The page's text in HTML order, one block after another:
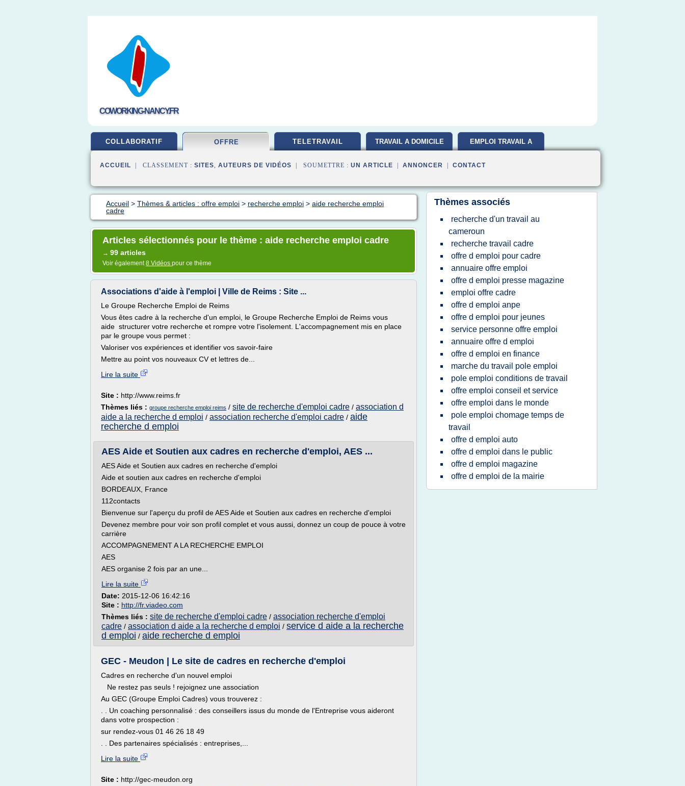
COWORKING-NANCY.FR
COLLABORATIF OFFRE TELETRAVAIL TRAVAIL A DOMICILE EMPLOI TRAVAIL A
ACCUEIL | CLASSEMENT : SITES, AUTEURS DE VIDÉOS | SOUMETTRE : UN ARTICLE ANNONCER CONTACT
Accueil > Thèmes & articles : offre emploi > recherche emploi > aide recherche emploi
cadre
Articles sélectionnés pour le thème : aide recherche emploi cadre
→ 99 articles
Voir également8 Vidéos pour ce thème
Associations d'aide à l'emploi | Ville de Reims : Site ...
Le Groupe Recherche Emploi de Reims
Vous êtes cadre à la recherche d'un emploi, le Groupe Recherche Emploi de Reims vous
aide structurer votre recherche et rompre votre l'isolement. L'accompagnement mis en place
par le groupe vous permet :
Valoriser vos expériences et identifier vos savoir-­faire
Mettre au point vos nouveaux CV et lettres de...
Lire la suite
Site : http://www.reims.fr
Thèmes liés : groupe recherche emploi reims / site de recherche d'emploi cadre / association d
aide a la recherche d emploi / association recherche d'emploi cadre / aide
recherche d emploi
AES Aide et Soutien aux cadres en recherche d'emploi, AES ...
AES Aide et Soutien aux cadres en recherche d'emploi
Aide et soutien aux cadres en recherche d'emploi
BORDEAUX, France
112contacts
Bienvenue sur l'aperçu du profil de AES Aide et Soutien aux cadres en recherche d'emploi
Devenez membre pour voir son profil complet et vous aussi, donnez un coup de pouce à votre
carrière
ACCOMPAGNEMENT A LA RECHERCHE EMPLOI
AES
AES organise 2 fois par an une...
Lire la suite
Date: 2015-12-06 16:42:16
Site : http://fr.viadeo.com
Thèmes liés : site de recherche d'emploi cadre / association recherche d'emploi
cadre / association d aide a la recherche d emploi / service d aide a la recherche
d emploi / aide recherche d emploi
GEC - Meudon | Le site de cadres en recherche d'emploi
Cadres en recherche d'un nouvel emploi
Ne restez pas seuls ! rejoignez une association
Au GEC (Groupe Emploi Cadres) vous trouverez :
. . Un coaching personnalisé : des conseillers issus du monde de l'Entreprise vous aideront
dans votre prospection :
sur rendez-vous 01 46 26 18 49
. . Des partenaires spécialisés : entreprises,...
Lire la suite
Site : http://gec-meudon.org
Thèmes associés
recherche d'un travail au
cameroun
recherche travail cadre
offre d emploi pour cadre
annuaire offre emploi
offre d emploi presse magazine
emploi offre cadre
offre d emploi anpe
offre d emploi pour jeunes
service personne offre emploi
annuaire offre d emploi
offre d emploi en finance
marche du travail pole emploi
pole emploi conditions de travail
offre emploi conseil et service
offre emploi dans le monde
pole emploi chomage temps de
travail
offre d emploi auto
offre d emploi dans le public
offre d emploi magazine
offre d emploi de la mairie